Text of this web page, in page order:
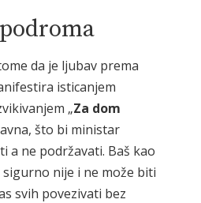
da je ljubav prema
isticanjem
„Za dom
što bi ministar
a ne podržavati. Baš kao
nije i ne može biti
svih povezivati bez